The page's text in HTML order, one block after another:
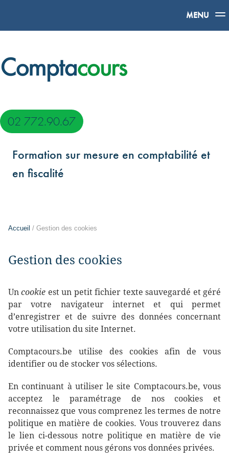
02 772.90.67
Formation sur mesure en comptabilité et
en fiscalité
MENU
Accueil / Gestion des cookies
Gestion des cookies
Uncookie est un petit fichier texte sauvegardé et géré
par votre navigateur internet et qui permet
d’enregistrer et de suivre des données concernant
votre utilisation du site Internet.
Comptacours.be utilise des cookies afin de vous
identifier ou de stocker vos sélections.
En continuant à utiliser le site Comptacours.be, vous
acceptez le paramétrage de nos cookies et
reconnaissez que vous comprenez les termes de notre
politique en matière de cookies. Vous trouverez dans
le lien ci-dessous notre politique en matière de vie
privée et comment nous gérons vos données privées.